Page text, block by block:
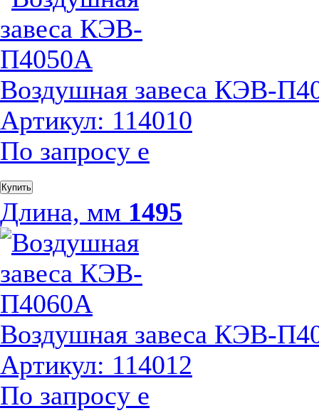
Воздушная завеса КЭВ-
Артикул: 114010
По запросу е
Купить
Длина, мм 1495
Воздушная завеса КЭВ-
Артикул: 114012
По запросу е